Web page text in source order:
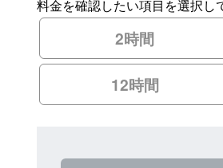
料金を確認したい項目を選択し
2時間
12時間